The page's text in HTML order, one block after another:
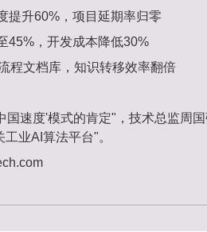
提升60%，项目延期率归零
45%，开发成本降低30%
程文档库，知识转移效率翻倍
国速度'模式的肯定"，技术总监周
业AI算法平台"。